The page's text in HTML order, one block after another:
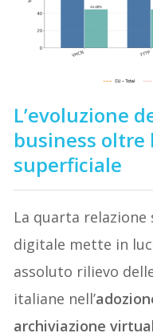
L’evoluzione
business oltre
superficiale
La quarta
digitale mette in
assoluto rilievo
italiane nell’
archiviazione